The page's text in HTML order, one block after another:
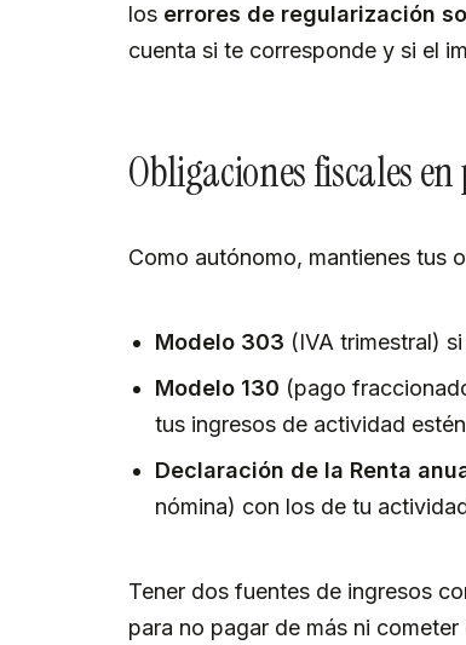
los errores de regularización
cuenta si te corresponde y si el
Obligaciones fiscales
Como autónomo, mantienes tus
Modelo 303 (IVA trimestral)
Modelo 130 (pago
tus ingresos de actividad
Declaración de la Renta
nómina) con los de tu
Tener dos fuentes de ingresos
para no pagar de más ni